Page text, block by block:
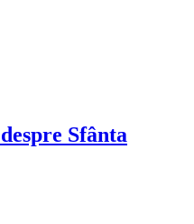
Sfânta